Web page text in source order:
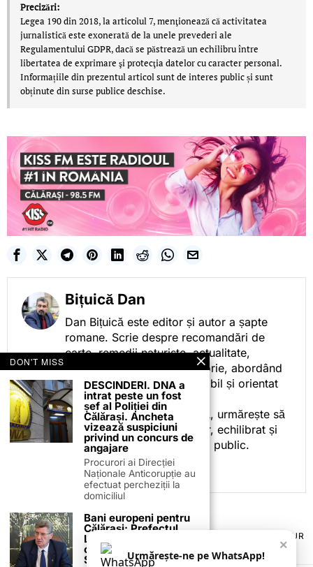
Precizări:
Legea 190 din 2018, la articolul 7, menţionează că activitatea
jurnalistică este exonerată de la unele prevederi ale
Regulamentului GDPR, dacă se păstrează un echilibru între
libertatea de exprimare şi protecţia datelor cu caracter personal.
Informațiile din prezentul articol sunt de interes public și sunt
obținute din surse publice deschise.
Bițuică Dan
Dan Bițuică este editor și autor a șapte
romane. Scrie despre recomandări de
carte, remedii naturiste, actualitate,
cotidian politic, sport și istorie, abordând
subiectele într-un stil accesibil și orientat
spre informare.
Prin activitatea sa editorială, urmărește să
ofere cititorilor conținut clar, echilibrat și
relevant, adaptat interesului public.
TERMENI ȘI CONDIȚII
POLITICA DE ANULARE & RETUR
PUBLICITATE ONLINE & TIPĂRITĂ
CONTACT
ZIARUL ANUNȚUL CĂLĂRĂȘEAN
×
Urmărește-ne pe WhatsApp!
DON'T MISS
DESCINDERI. DNA a
intrat peste un fost
șef al Poliției din
Călărași. Ancheta
vizează suspiciuni
privind un concurs de
angajare
Procurori ai Direcției
Naționale Anticorupție au
efectuat percheziții la
domiciliul
Bani europeni pentru
Călărași: Prefectul
Laurențiu State anunță
colaborarea cu ADR
Sud-Muntenia pentru